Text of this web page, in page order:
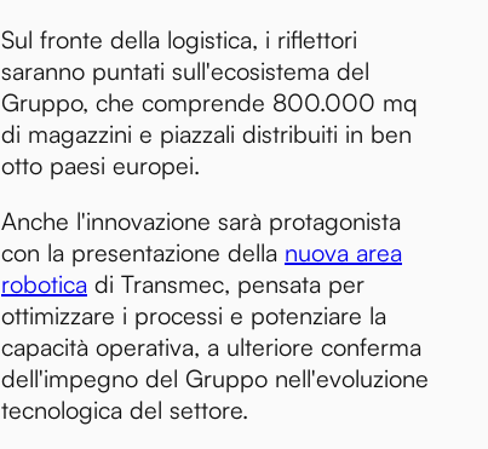
Sul fronte della logistica, i riflettori
saranno puntati sull'ecosistema del
Gruppo, che comprende 800.000 mq
di magazzini e piazzali distribuiti in ben
otto paesi europei.
Anche l'innovazione sarà protagonista
con la presentazione della nuova area
robotica di Transmec, pensata per
ottimizzare i processi e potenziare la
capacità operativa, a ulteriore conferma
dell'impegno del Gruppo nell'evoluzione
tecnologica del settore.